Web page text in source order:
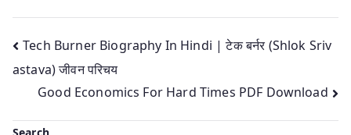
Post
navigation
Tech Burner Biography In Hindi | टेक बर्नर (Shlok Sriv
astava) जीवन परिचय
Good Economics For Hard Times PDF Download